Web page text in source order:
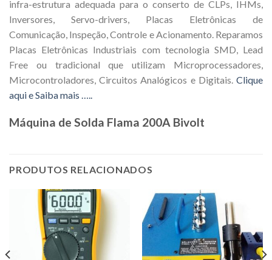
infra-estrutura adequada para o conserto de CLPs, IHMs,
Inversores, Servo-drivers, Placas Eletrônicas de
Comunicação, Inspeção, Controle e Acionamento. Reparamos
Placas Eletrônicas Industriais com tecnologia SMD, Lead
Free ou tradicional que utilizam Microprocessadores,
Microcontroladores, Circuitos Analógicos e Digitais. Clique
aqui e Saiba mais …..
Máquina de Solda Flama 200A Bivolt
PRODUTOS RELACIONADOS